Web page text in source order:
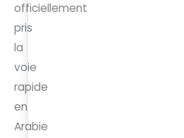
officiellement
pris
la
voie
rapide
en
Arabie